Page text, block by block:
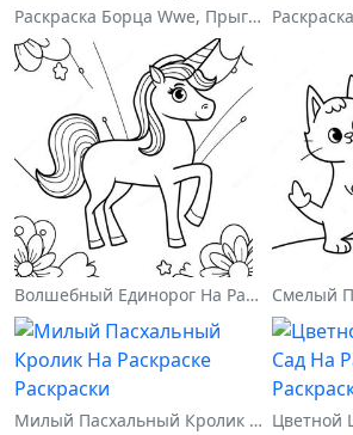
Раскраска Борца Wwe, Прыгающего На Соперника
Волшебный Единорог На Раскраске С Радугой
Милый Пасхальный Кролик На Раскраске